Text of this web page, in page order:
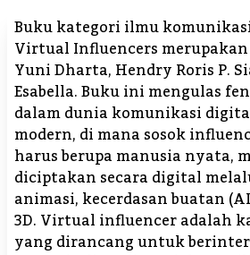
Buku kategori ilmu
Virtual Influencers
Yuni Dharta, Hendry Roris P.
Esabella. Buku ini mengulas
dalam dunia komunikasi
modern, di mana sosok
harus berupa manusia nyata,
diciptakan secara digital
animasi, kecerdasan buatan
3D. Virtual influencer adalah
yang dirancang untuk